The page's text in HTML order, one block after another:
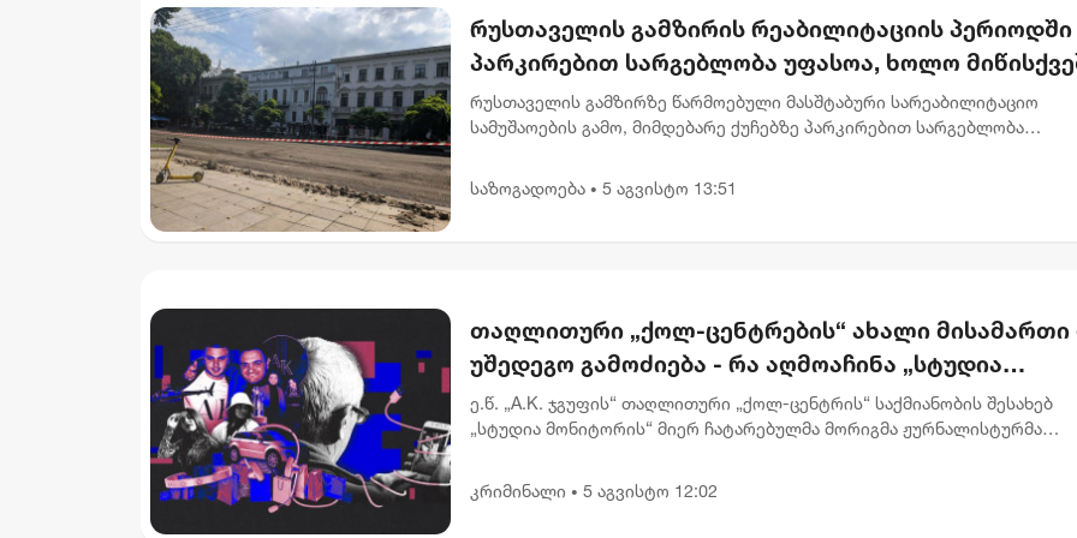
რუსთაველის გამზირის რეაბილიტაციის პერიოდში
პარკირებით სარგებლობა უფასოა, ხოლო
გადასასვლელებში კომერციული ფართების
მოიჯარეები გათავისუფლდებიან
რუსთაველის გამზირზე წარმოებული მასშტაბური სარეაბილიტაციო
სამუშაოების გამო, მიმდებარე ქუჩებზე პარკირებით სარგებლობა
მიწისქვეშა გადასასვლელე...
საზოგადოება • 5 აგვისტო 13:51
თაღლითური „ქოლ-ცენტრების“ ახალი მისამართი
უშედეგო გამოძიება - რა აღმოაჩინა „სტუდია
მონიტორმა“
ე.წ. „A.K. ჯგუფის“ თაღლითური „ქოლ-ცენტრის“ საქმიანობის შესახებ
„სტუდია მონიტორის“ მიერ ჩატარებულმა მორიგმა ჟურნალისტურმა
კრიმინალი • 5 აგვისტო 12:02